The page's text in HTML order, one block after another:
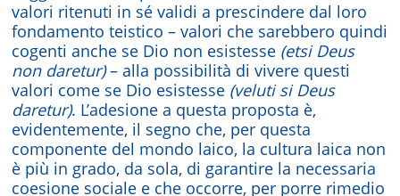
valori ritenuti in sé validi a prescindere dal loro
fondamento teistico – valori che sarebbero quindi
cogenti anche se Dio non esistesse (etsi Deus
non daretur)– alla possibilità di vivere questi
valori come se Dio esistesse (veluti si Deus
daretur). L’adesione a questa proposta è,
evidentemente, il segno che, per questa
componente del mondo laico, la cultura laica non
è più in grado, da sola, di garantire la necessaria
coesione sociale e che occorre, per porre rimedio